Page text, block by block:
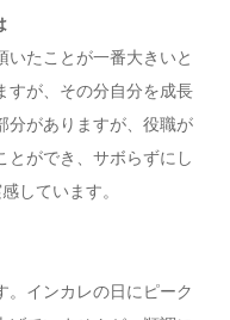
いたことが一番大きいと
すが、その分自分を成長
分がありますが、役職が
とができ、サボらずにし
しています。
。インカレの日にピーク